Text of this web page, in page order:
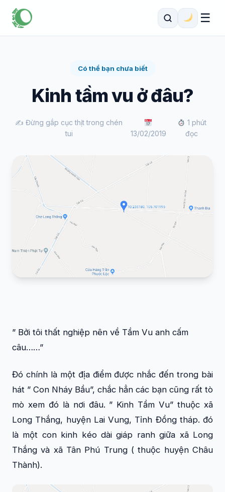
☰
Có thể bạn chưa biết
Kinh tầm vu ở đâu?
✍️ Đừng gắp cục thịt trong chén
tui
13/02/2019
1 phút
đọc
” Bởi tôi thất nghiệp nên về Tầm Vu anh cấm
câu……”
Đó chính là một địa điểm được nhắc đến trong bài
hát ” Con Nháy Bầu”, chắc hẳn các bạn cũng rất tò
mò xem đó là nơi đâu. ” Kinh Tầm Vu” thuộc xã
Long Thắng, huyện Lai Vung, Tỉnh Đồng tháp. đó
là một con kinh kéo dài giáp ranh giữa xã Long
Thắng và xã Tân Phú Trung ( thuộc huyện Châu
Thành).